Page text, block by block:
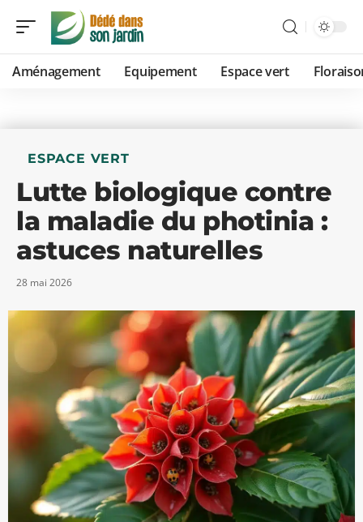
Aménagement Equipement Espace vert
ESPACE VERT
Lutte biologique contre
la maladie du photinia :
astuces naturelles
28 mai 2026